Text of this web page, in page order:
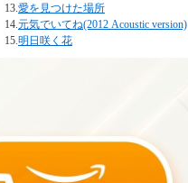
13.愛を見つけた場所
14.元気でいてね(2012 Acoustic version)
15.明日咲く花